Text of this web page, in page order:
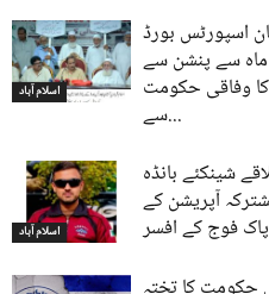
اسلام آباد
اسپورٹس بورڈ
دو ماہ سے پنشن سے
کا وفاقی حکومت
سے...
اسلام آباد
شینکئے بانڈہ
آپریشن کے